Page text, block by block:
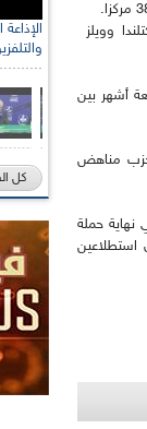
وويلز
أشهر بين
مناهض
حملة
استطلاعين
كل